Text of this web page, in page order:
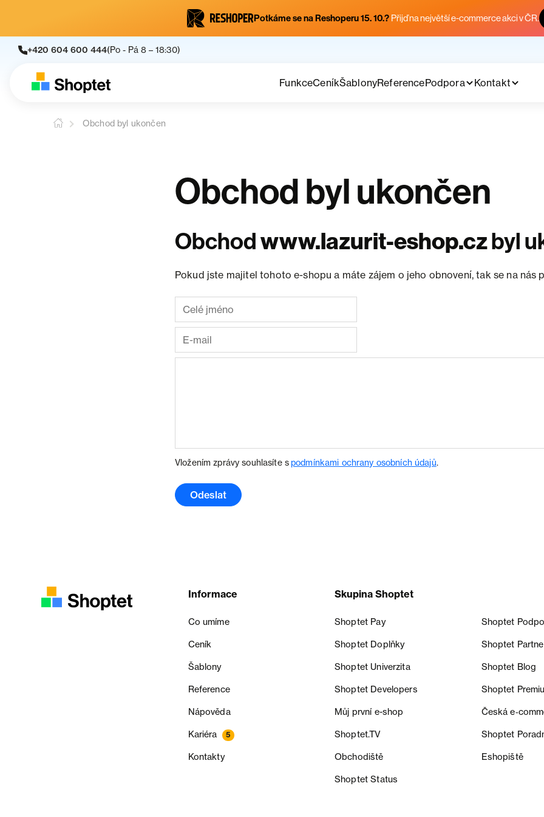
Potkáme se na Reshoperu 15. 10.? Přijď na největší e-commerce akci v ČR.
+420 604 600 444(Po - Pá 8 – 18:30)
FunkceCeníkŠablonyReferencePodpora Kontakt
Obchod byl ukončen
Obchod byl ukončen
Obchodwww.lazurit-eshop.czbyl
Pokud jste majitel tohoto e-shopu a máte zájem o jeho obnovení, tak se na nás
Vložením zprávy souhlasíte spodmínkami ochrany osobních údajů.
Odeslat
Informace
Co umíme
Ceník
Šablony
Reference
Nápověda
Kariéra 5
Kontakty
Skupina Shoptet
Shoptet Pay Shoptet
Shoptet Doplňky Shoptet
Shoptet Univerzita Shoptet Blog
Shoptet Developers Shoptet
Můj první e-shop Česká
Shoptet.TV Shoptet
Obchodiště Eshopiště
Shoptet Status